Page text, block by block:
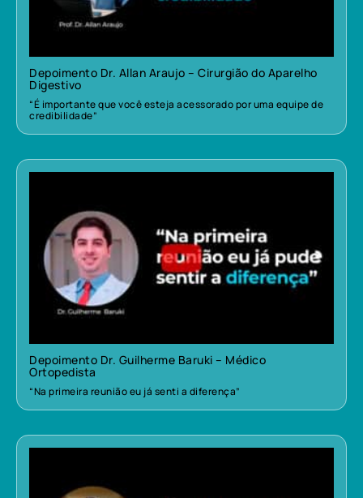
Depoimento Dr. Allan Araujo – Cirurgião do Aparelho
Digestivo
“É importante que você esteja acessorado por uma equipe de
credibilidade”
Depoimento Dr. Guilherme Baruki – Médico
Ortopedista
“Na primeira reunião eu já senti a diferença”